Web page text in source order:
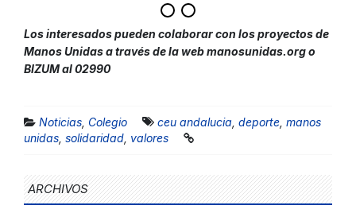
Los interesados pueden colaborar con los proyectos de
Manos Unidas a través de la web manosunidas.org o
BIZUM al 02990
Noticias Colegio ceu andalucia deporte manos
unidas solidaridad valores
ARCHIVOS